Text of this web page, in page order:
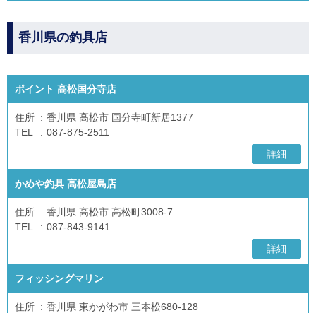
香川県の釣具店
ポイント 高松国分寺店
住所
香川県 高松市 国分寺町新居1377
TEL
087-875-2511
詳細
かめや釣具 高松屋島店
住所
香川県 高松市 高松町3008-7
TEL
087-843-9141
詳細
フィッシングマリン
住所
香川県 東かがわ市 三本松680-128